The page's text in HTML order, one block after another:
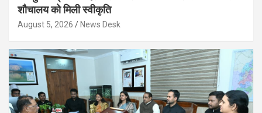
शौचालय को मिली स्वीकृति
August 5, 2026 News Desk